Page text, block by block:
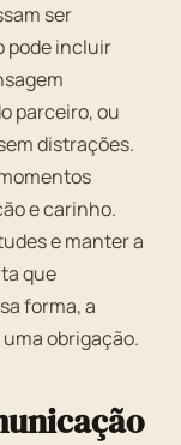
ser
pode incluir
parceiro, ou
distrações.
e carinho.
e manter a
que
forma, a
obrigação.